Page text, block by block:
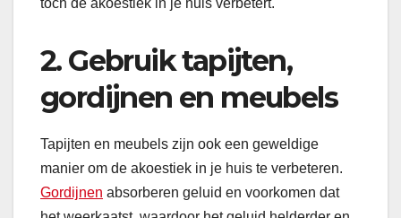
2. Gebruik tapijten,
gordijnen en meubels
Tapijten en meubels zijn ook een geweldige
manier om de akoestiek in je huis te verbeteren.
Gordijnen absorberen geluid en voorkomen dat